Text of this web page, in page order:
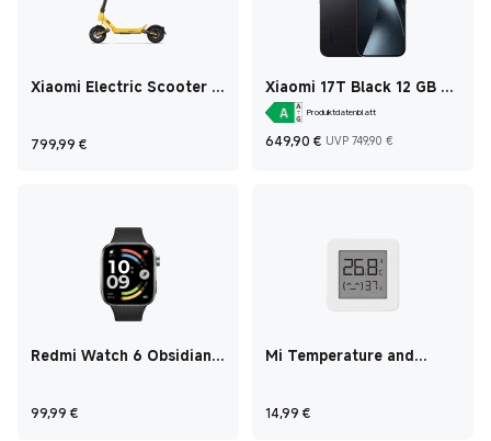
Xiaomi Electric Scooter 6
799,99 € Current Price €799,99
Xiaomi 17T Black 12 GB +
256 GBProduktdatenblatt
649,90 € Current Price
UVP 749,90 €
Redmi Watch 6 Obsidian
99,99 €
Mi Temperature and
14,99 €